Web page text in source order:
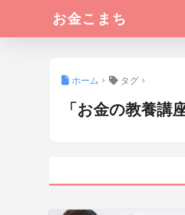
お金こまち
ホーム タグ
「お金の教養講